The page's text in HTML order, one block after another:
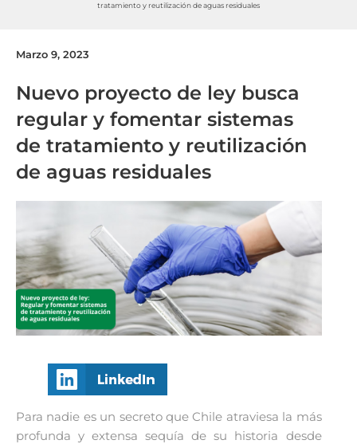
tratamiento y reutilización de aguas residuales
Marzo 9, 2023
Nuevo proyecto de ley busca
regular y fomentar sistemas
de tratamiento y reutilización
de aguas residuales
Para nadie es un secreto que Chile atraviesa la más
profunda y extensa sequía de su historia desde